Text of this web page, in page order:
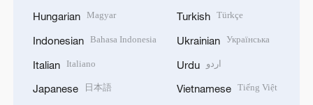
Hungarian Magyar
Indonesian Bahasa Indonesia
Italian Italiano
Japanese
日本語
Turkish Türkçe
Ukrainian Українська
Urdu اردو
Vietnamese Tiếng Việt